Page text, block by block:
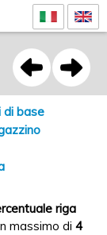
di base
riga
massimo di 4